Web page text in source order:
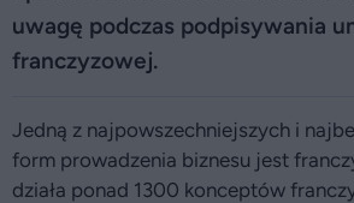
uwagę podczas podpisywania
franczyzowej.
Jedną z najpowszechniejszych i
form prowadzenia biznesu jest
działa ponad 1300 konceptów